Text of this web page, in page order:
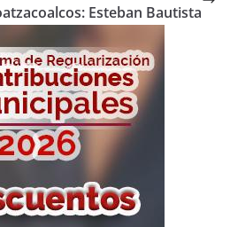
Esteban Bautista